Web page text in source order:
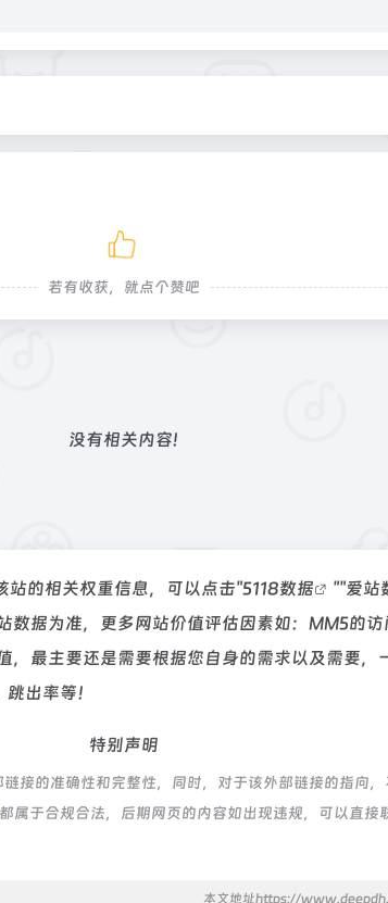
若有收获，就点个赞吧
没有相关内容!
站的相关权重信息，可以点击"5118数据 ""爱站
数据为准，更多网站价值评估因素如：MM5的
，最主要还是需要根据您自身的需求以及需要，
出率等！
特别声明
接的准确性和完整性，同时，对于该外部链接的指向
属于合规合法，后期网页的内容如出现违规，可以直接
本文地址https://